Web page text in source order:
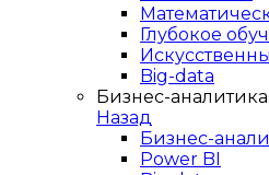
Глубокое
Big-data
Бизнес-аналитика
Назад
Бизнес-
Power BI